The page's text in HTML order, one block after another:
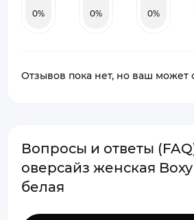
0% 0% 0%
Отзывов пока нет, но ваш может
Вопросы и ответы
оверсайз женская
белая